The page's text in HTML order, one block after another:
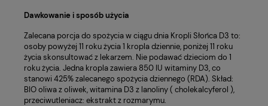
Dawkowanie i sposób użycia
Zalecana porcja do spożycia w ciągu dnia Kropli Słońca D3 to:
osoby powyżej 11 roku życia 1 kropla dziennie, poniżej 11 roku
życia skonsultować z lekarzem. Nie podawać dzieciom do 1
roku życia. Jedna kropla zawiera 850 IU witaminy D3, co
stanowi 425% zalecanego spożycia dziennego (RDA). Skład:
BIO oliwa z oliwek, witamina D3 z lanoliny ( cholekalcyferol ),
przeciwutleniacz: ekstrakt z rozmarymu.